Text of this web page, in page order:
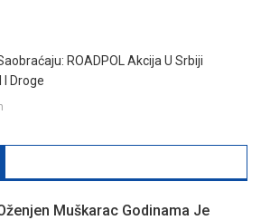
ROADPOL Akcija U Srbiji
Droge
Muškarac Godinama Je